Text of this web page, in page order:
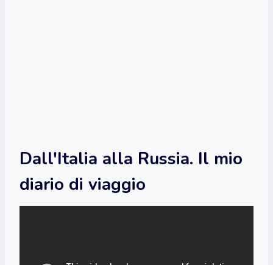
Dall'Italia alla Russia. Il mio
diario di viaggio